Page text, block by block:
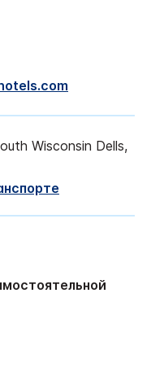
Wisconsin Dells,